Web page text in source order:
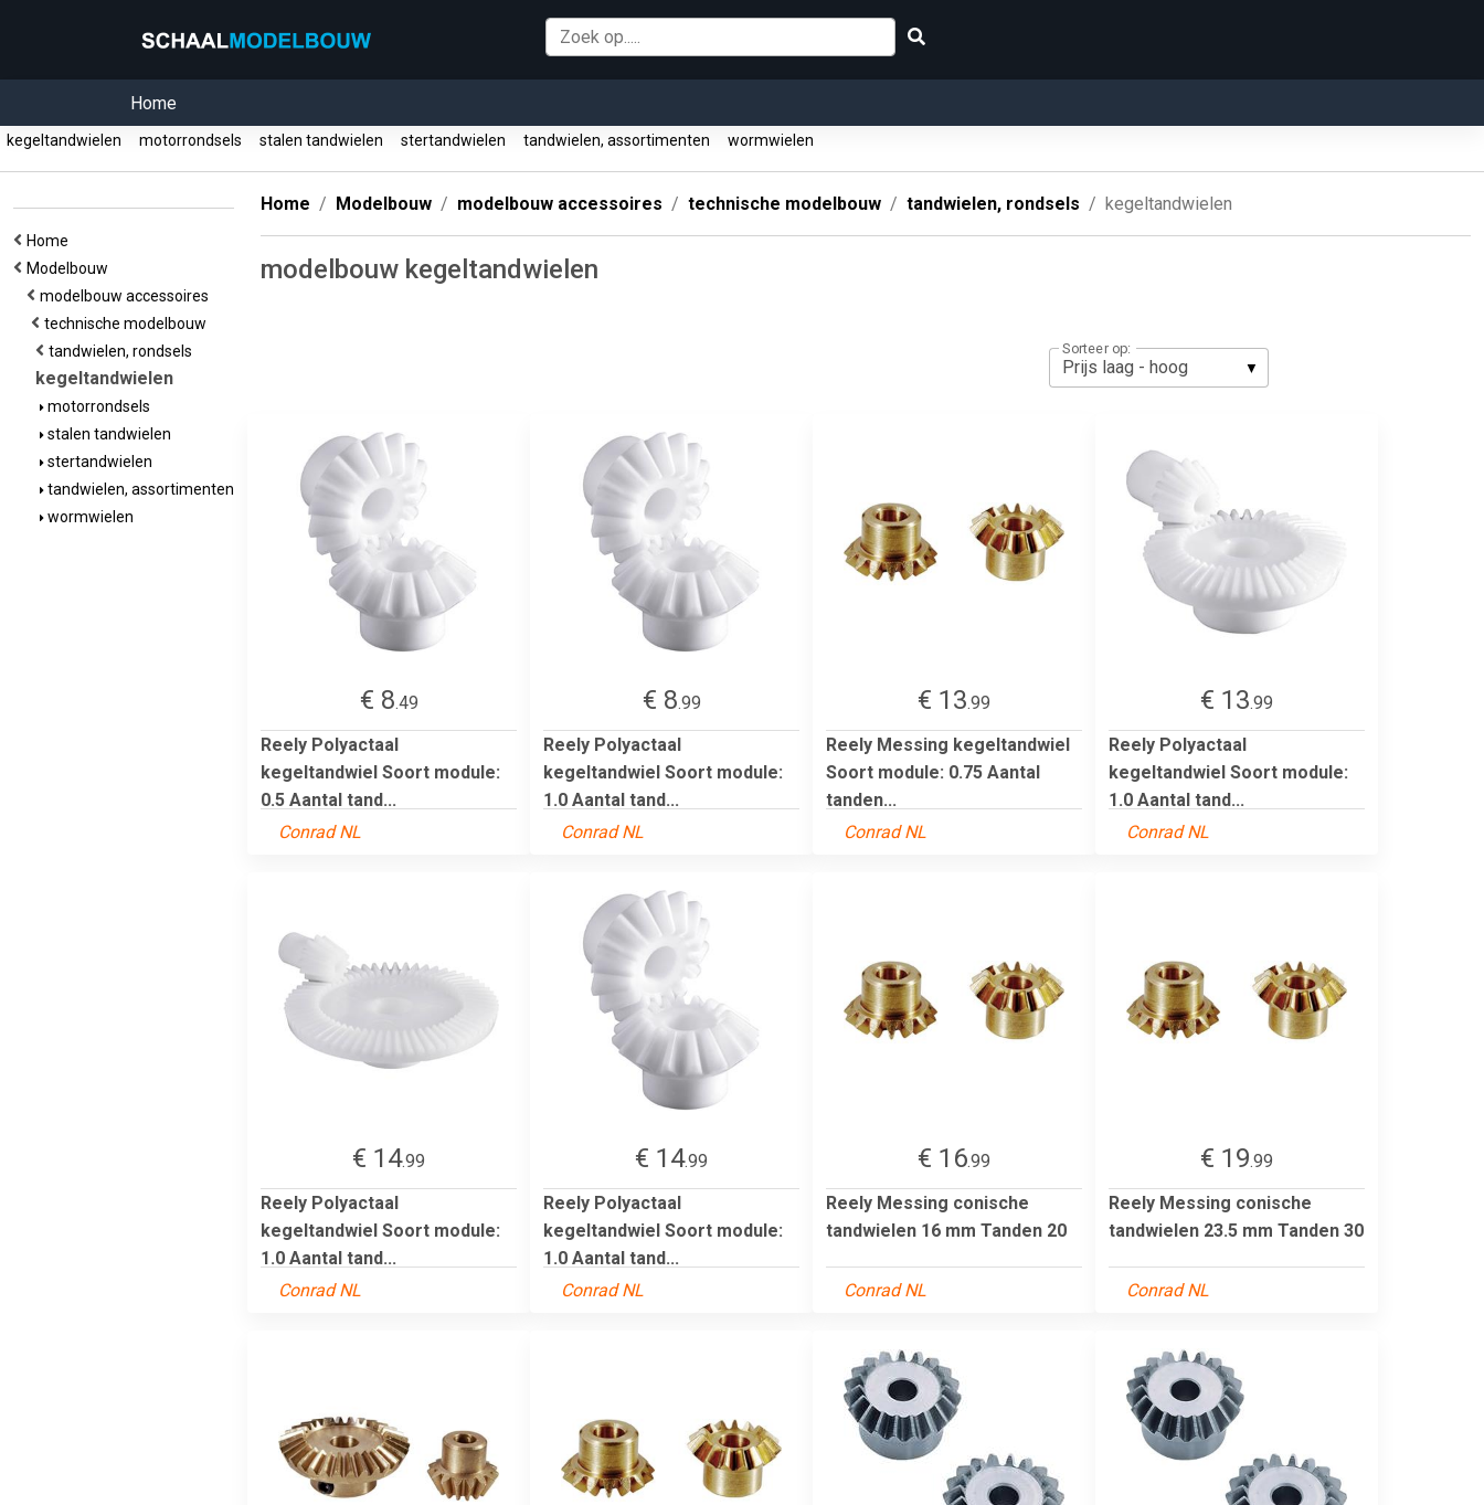
Home
kegeltandwielen motorrondsels stalen tandwielen stertandwielen tandwielen, assortimenten wormwielen
Home
Modelbouw
modelbouw accessoires
technische modelbouw
tandwielen, rondsels
kegeltandwielen
motorrondsels
stalen tandwielen
stertandwielen
tandwielen, assortimenten
wormwielen
Home Modelbouw modelbouw accessoires technische modelbouw tandwielen, rondsels kegeltandwielen
modelbouw kegeltandwielen
Sorteer op:
€ 8.49
Reely Polyactaal
kegeltandwiel Soort module:
0.5 Aantal tand...
Conrad NL
€ 8.99
Reely Polyactaal
kegeltandwiel Soort module:
1.0 Aantal tand...
Conrad NL
€ 13.99
Reely Messing kegeltandwiel
Soort module: 0.75 Aantal
tanden...
Conrad NL
€ 13.99
Reely Polyactaal
kegeltandwiel Soort module:
1.0 Aantal tand...
Conrad NL
€ 14.99
Reely Polyactaal
kegeltandwiel Soort module:
1.0 Aantal tand...
Conrad NL
€ 14.99
Reely Polyactaal
kegeltandwiel Soort module:
1.0 Aantal tand...
Conrad NL
€ 16.99
Reely Messing conische
tandwielen 16 mm Tanden 20
Conrad NL
€ 19.99
Reely Messing conische
tandwielen 23.5 mm Tanden 30
Conrad NL